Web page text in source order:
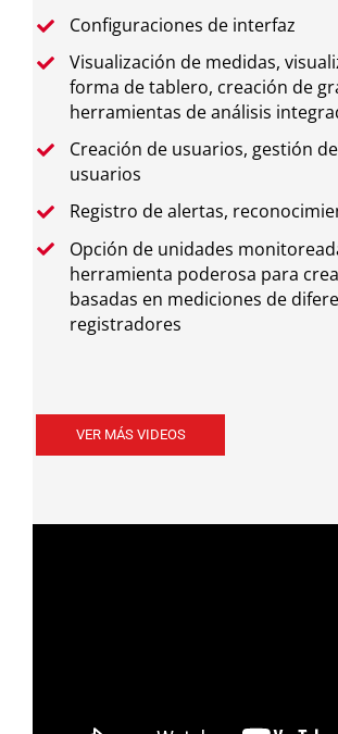
Configuraciones de interfaz
Visualización de medidas,
forma de tablero, creación de
herramientas de análisis
Creación de usuarios, gestión
usuarios
Registro de alertas,
Opción de unidades
herramienta poderosa para
basadas en mediciones de
registradores
VER MÁS VIDEOS